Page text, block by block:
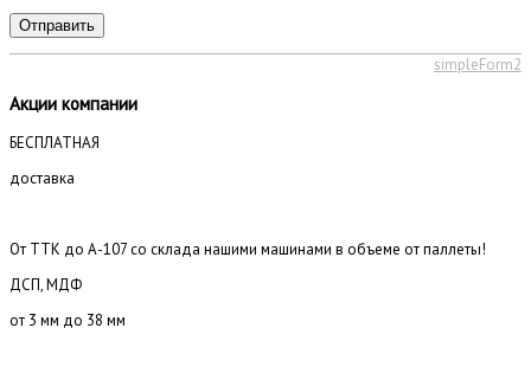
Отправить
simpleForm2
Акции компании
БЕСПЛАТНАЯ
доставка
От ТТК до А-107 со склада нашими машинами в объеме от паллеты!
ДСП, МДФ
от 3 мм до 38 мм